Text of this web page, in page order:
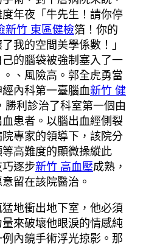
年夜「牛先生！請你停
新竹 東區健檢箔！你的
我的空間美學係數！」
的腦袋被強制塞入了一
、風險高。郭全虎勇當
內科第一臺腦血新竹 健
勝利診治了科室第一個由
患者。以腦出血經側裂
專家的領導下，該院分
高難度的顯微操縱此
逐步新竹 高血壓成熟，
留在該院醫治。
地衝出地下室，他必須
來破壞他眼淚的情感純
內鏡手術浮光掠影。那